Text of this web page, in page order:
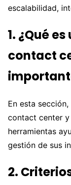
escalabilidad,
1. ¿Qué
contact
En esta
contact center
herramientas
gestión de sus
2.